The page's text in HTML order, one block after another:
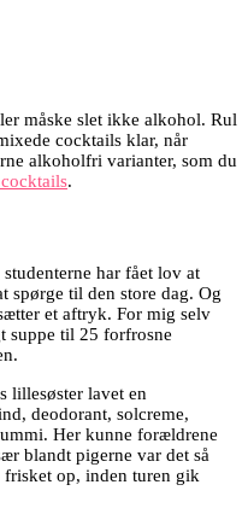
måske slet ikke alkohol. Rul
cocktails klar, når
alkoholfri varianter, som du
.
har fået lov at
spørge til den store dag. Og
et aftryk. For mig selv
suppe til 25 forfrosne
lillesøster lavet en
deodorant, solcreme,
Her kunne forældrene
blandt pigerne var det så
op, inden turen gik